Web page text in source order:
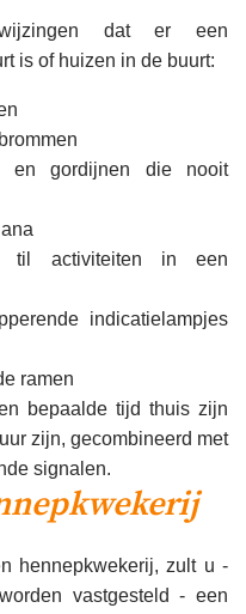
dat er een
is of huizen in de buurt:
en gordijnen die nooit
til activiteiten in een
indicatielampjes
ramen
bepaalde tijd thuis zijn
zijn, gecombineerd met
signalen.
hennepkwekerij, zult u -
vastgesteld - een